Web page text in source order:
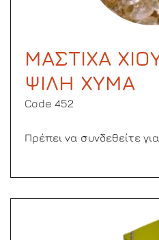
ΜΑΣΤΙΧΑ
ΨΙΛΗ ΧΥΜΑ
Code 452
Πρέπει να συνδεθείτε